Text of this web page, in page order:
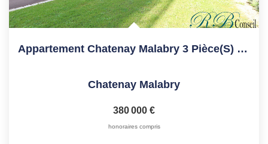
Appartement Chatenay Malabry 3 Pièce(s) 65 M2
Chatenay Malabry
380 000 €
honoraires compris